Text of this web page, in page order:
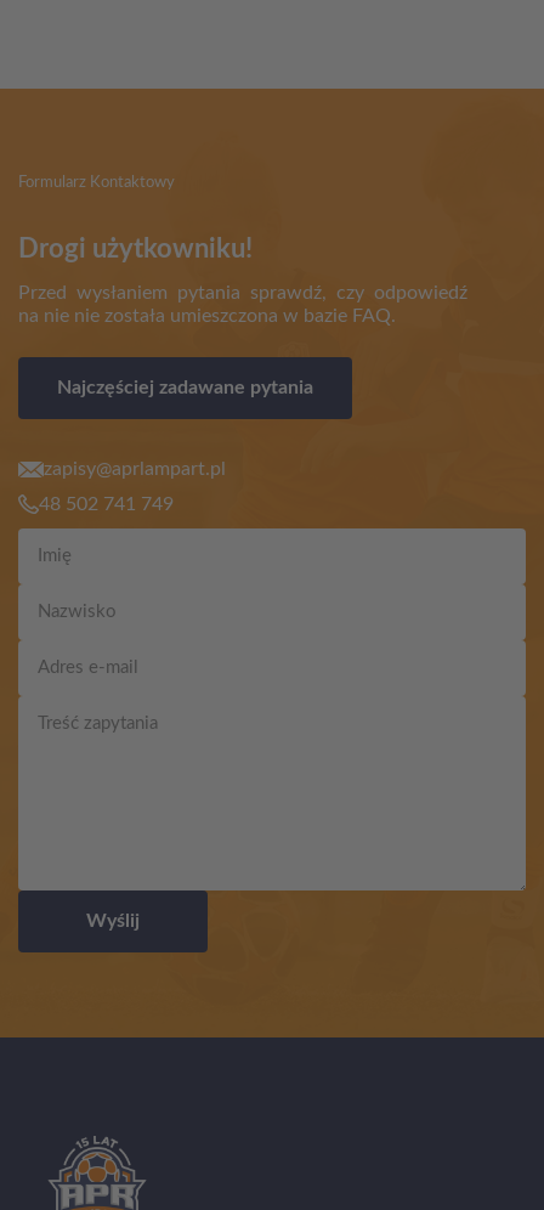
Formularz Kontaktowy
Drogi użytkowniku!
Przed wysłaniem pytania sprawdź, czy odpowiedź
na nie nie została umieszczona w bazie FAQ.
Najczęściej zadawane pytania
zapisy@aprlampart.pl
48 502 741 749
Wyślij